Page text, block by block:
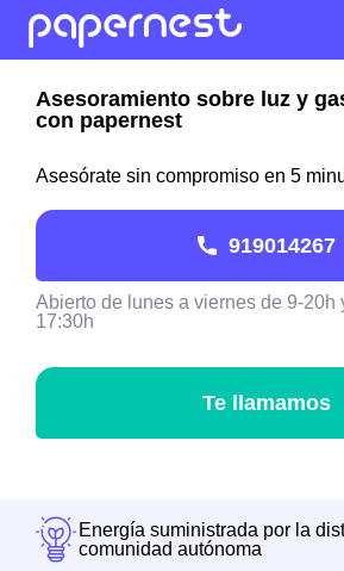
Asesoramiento sobre luz y
con papernest
Asesórate sin compromiso en 5
919014267
Abierto de lunes a viernes de 9-20h
17:30h
Te llamamos
Energía suministrada por la
comunidad autónoma